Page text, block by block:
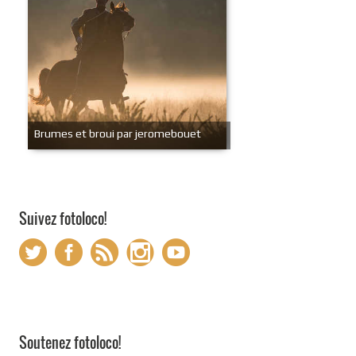
Brumes et broui par jeromebouet
Suivez fotoloco!
Soutenez fotoloco!